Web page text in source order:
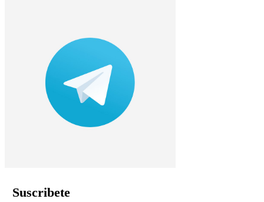
Suscribete